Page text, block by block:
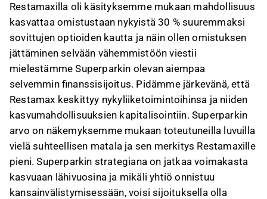
Restamaxilla oli käsityksemme mukaan mahdollisuus
kasvattaa omistustaan nykyistä 30 % suuremmaksi
sovittujen optioiden kautta ja näin ollen omistuksen
jättäminen selvään vähemmistöön viestii
mielestämme Superparkin olevan aiempaa
selvemmin finanssisijoitus. Pidämme järkevänä, että
Restamax keskittyy nykyliiketoimintoihinsa ja niiden
kasvumahdollisuuksien kapitalisointiin. Superparkin
arvo on näkemyksemme mukaan toteutuneilla luvuilla
vielä suhteellisen matala ja sen merkitys Restamaxille
pieni. Superparkin strategiana on jatkaa voimakasta
kasvuaan lähivuosina ja mikäli yhtiö onnistuu
kansainvälistymisessään, voisi sijoituksella olla